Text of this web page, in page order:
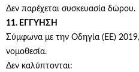
Δεν παρέχεται συσκευασία δώρου.
11. ΕΓΓΥΗΣΗ
Σύμφωνα με την Οδηγία (ΕΕ)
νομοθεσία.
Δεν καλύπτονται: